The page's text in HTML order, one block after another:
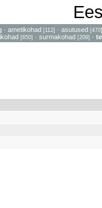
· ametikohad [112] · asutused [470]
[650] · surmakohad [209] ·